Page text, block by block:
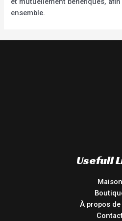
ensemble.
Usefull
Maison
À propos
Contact